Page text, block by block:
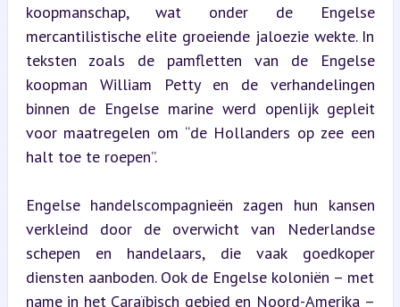
koopmanschap, wat onder de Engelse
mercantilistische elite groeiende jaloezie wekte. In
teksten zoals de pamfletten van de Engelse
koopman William Petty en de verhandelingen
binnen de Engelse marine werd openlijk gepleit
voor maatregelen om “de Hollanders op zee een
halt toe te roepen”.
Engelse handelscompagnieën zagen hun kansen
verkleind door de overwicht van Nederlandse
schepen en handelaars, die vaak goedkoper
diensten aanboden. Ook de Engelse koloniën – met
name in het Caraïbisch gebied en Noord-Amerika –